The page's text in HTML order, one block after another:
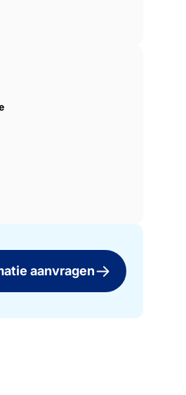
aanvragen